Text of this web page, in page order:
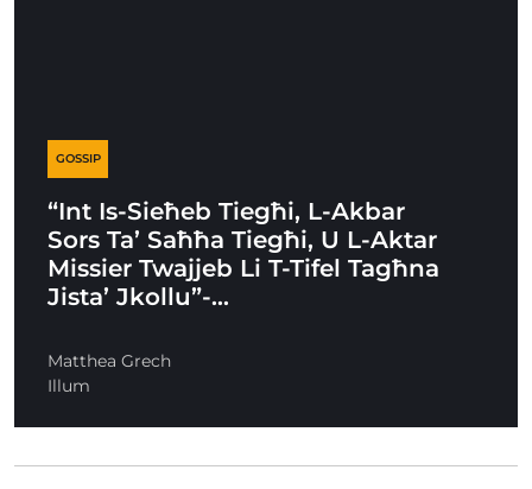
GOSSIP
“Int Is-Sieħeb Tiegħi, L-Akbar
Sors Ta’ Saħħa Tiegħi, U L-Aktar
Missier Twajjeb Li T-Tifel Tagħna
Jista’ Jkollu”-…
Matthea Grech
Illum